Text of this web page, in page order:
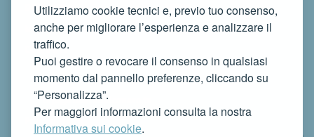
Utilizziamo cookie tecnici e, previo tuo consenso,
anche per migliorare l’esperienza e analizzare il
traffico.
Puoi gestire o revocare il consenso in qualsiasi
momento dal pannello preferenze, cliccando su
“Personalizza”.
Per maggiori informazioni consulta la nostra
Informativa sui cookie.
DORMIRE
MANGIARE
NEWS
WEB TV
CONTATTI
FAI CONOSCERE LA TUA ATTIVITÀ
CONTATTACI PER PUBBLICARLA SU QUESTO SITO
info@rivieradelconero.tv
Privacy Policy